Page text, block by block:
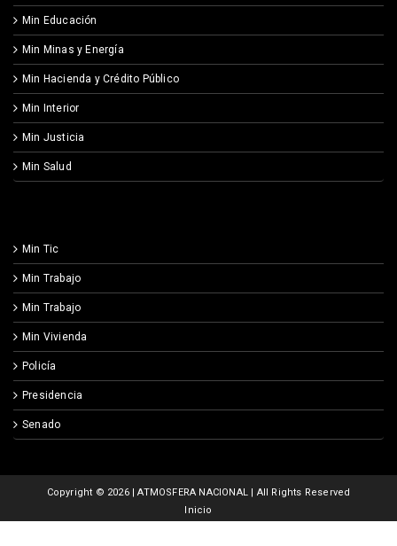
Min Educación
Min Minas y Energía
Min Hacienda y Crédito Público
Min Interior
Min Justicia
Min Salud
Min Tic
Min Trabajo
Min Trabajo
Min Vivienda
Policía
Presidencia
Senado
Copyright © 2026 | ATMOSFERA NACIONAL | All Rights Reserved
Inicio